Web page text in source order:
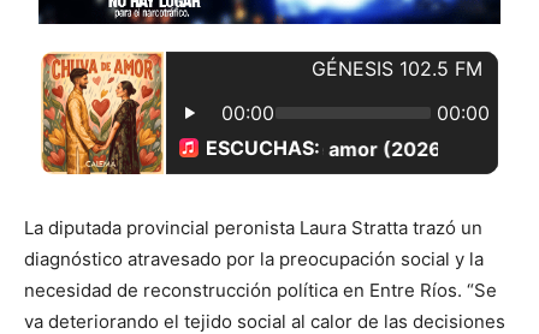
La diputada provincial peronista Laura Stratta trazó un
diagnóstico atravesado por la preocupación social y la
necesidad de reconstrucción política en Entre Ríos. “Se
va deteriorando el tejido social al calor de las decisiones